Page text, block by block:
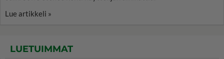
Lue artikkeli »
LUETUIMMAT